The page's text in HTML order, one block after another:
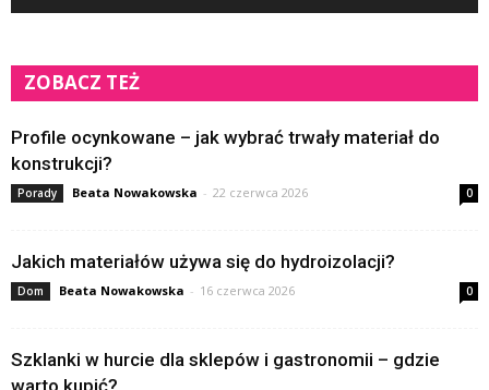
ZOBACZ TEŻ
Profile ocynkowane – jak wybrać trwały materiał do
konstrukcji?
Porady Beata Nowakowska - 22 czerwca 2026 0
Jakich materiałów używa się do hydroizolacji?
Dom Beata Nowakowska - 16 czerwca 2026 0
Szklanki w hurcie dla sklepów i gastronomii – gdzie
warto kupić?